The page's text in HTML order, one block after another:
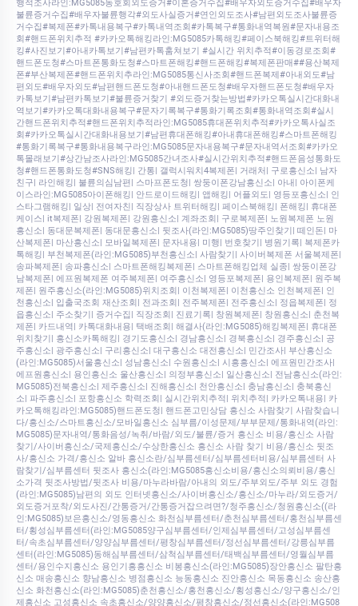
행적조사라인:MG5085동호회외도증거#이혼증거수집#배우자외도증거수집#배우자
불륜증거수집#배우자불륜행각#외도사실증거#연인외도조사#남편외도조사불륜증
거수집#복제폰#카톡내용복구#카톡내역조회#카톡복구#통화내역복원#문자내용조
회#핸드폰위치추적 #카카오톡해킹라인:MG5085카톡해킹#페이스북해킹#트위터해
킹#사진보기#아내카톡보기#남편카톡훔쳐보기 #실시간 위치추적#이동경로조회#
핸드폰도청#스마트폰통화도청#스마트폰해킹#핸드폰해킹#복제폰판매##용산복제
폰#부산복제폰#핸드폰위치추라인:MG5085통신사조회#핸드폰복제#아내외도#남
편외도#배우자외도#남편핸드폰도청#아내핸드폰도청#배우자핸드폰도청#배우자
카톡보기#남편카톡보기#불륜증거찾기 #외도증거찾는방법#카카오톡실시간대화내
역보기#카카오톡대화내용복구#문자기록복구#통화기록조회#통화내역조회#실시
간핸드폰위치추적#핸드폰위치추적라인:MG5085휴대폰위치추적#카카오톡사실조
회#카카오톡실시간대화내용보기#남편휴대폰해킹#아내휴대폰해킹#스마트폰해킹
#통화기록복구#통화내용복구라인:MG5085문자내용복구#문자내역서조회#카카오
톡몰래보기#상간남조사라인:MG5085간녀조사#실시간위치추적#핸드폰음성통화도
청#핸드폰통화도청#SNS해킹| 간통| 갤럭시워치4복제폰| 거래처| 구로흥신소| 남자
친구| 라인해킹| 불륜의심남편| 스마프폰도청| 쌍둥이폰강남흥신소| 아내| 아이폰케
이스라인:MG5085아이폰해킹| 안드로이드해킹| 앱해킹| 어플외도| 영등포흥신소| 인
스타그램해킹| 일상| 전여자친| 직장상사 트위터해킹| 페이스북해킹| 폰해킹| 휴대폰
케이스| it복제폰| 강원복제폰| 강원흥신소| 계좌조회| 구로복제폰| 노원복제폰 노원
흥신소| 동대문복제폰| 동대문흥신소| 뒷조사(라인:MG5085)땅주인찾기| 떼인돈| 마
산복제폰| 마산흥신소| 모바일복제폰| 문자내용| 미행| 번호찾기| 병원기록| 복제폰카
톡해킹| 부천복제폰(라인:MG5085)부천흥신소| 사람찾기| 사이버복제폰 서울복제폰|
송파복제폰| 송파흥신소| 스마트폰해킹복제폰| 스마트폰해킹업체 실종| 쌍둥이폰강
남복제폰| 에프원복제폰 여주복제폰| 여주흥신소| 영등포복제폰| 용인복제폰| 원주복
제폰| 원주흥신소(라인:MG5085)위치조회| 이천복제폰| 이천흥신소 인천복제폰| 인
천흥신소| 입출국조회 재산조회| 전과조회| 전주복제폰| 전주흥신소| 정읍복제폰| 정
읍흥신소| 주소찾기| 증거수집| 직장조회| 진료기록| 창원복제폰| 창원흥신소| 춘천복
제폰| 카드내역| 카톡대화내용| 택배조회| 해결사(라인:MG5085)해킹복제폰| 휴대폰
위치찾기| 흥신소카톡해킹| 경기도흥신소| 경남흥신소| 경북흥신소| 경주흥신소| 공
주흥신소| 광주흥신소| 구리흥신소| 대구흥신소 대전흥신소| 민간조사| 부산흥신소
(라인:MG5085)서울흥신소| 성남흥신소| 수원흥신소| 시흥흥신소| 에프원민간조사|
에프원흥신소| 용인흥신소 울산흥신소| 의정부흥신소| 일산흥신소| 전남흥신소(라인:
MG5085)전북흥신소| 제주흥신소| 진해흥신소| 천안흥신소| 충남흥신소| 충북흥신
소| 파주흥신소| 포항흥신소 학력조회| 실시간위치추적| 위치추적| 카카오톡내용| 카
카오톡해킹라인:MG5085)핸드폰도청| 핸드폰고민상담 흥신소 사람찾기 사람찾습니
다/흥신소/스마트흥신소/모바일흥신소 심부름/이성문제/부부문제/통화내역(라인:
MG5085)문자내역/통화음성/녹취/바람/외도/불륜/증거 흥신소 비용/흥신소 사람
찾기/사이버흥신소/국제흥신소/수상한흥신소 흥신소 사람 찾기 비용/흥신소 뒷조
사/흥신소 가격/흥신소 알바 흥신소란/심부름센터/심부름센터비용/심부름센터 사
람찾기/심부름센터 뒷조사 흥신소(라인:MG5085흥신소비용/흥신소의뢰비용/흥신
소가격 뒷조사방법/뒷조사 비용/마누라바람/아내의 외도/주부외도/주부 외도 경험
(라인:MG5085)남편의 외도 인터넷흥신소/사이버흥신소/흥신소/마누라/외도증거/
외도증거포착/외도사진/간통증거/간통증거잡으려면?/청주흥신소/청원흥신소((라
인:MG5085)보은흥신소/영동흥신소 화천심부름센터/춘천심부름센터/홍천심부름센
터/횡성심부름센터(라인:MG5085양구심부름센터/인제심부름센터/고성심부름센
터/속초심부름센터/양양심부름센터/평창심부름센터/정선심부름센터/강릉심부름
센터(라인:MG5085)동해심부름센터/삼척심부름센터/태백심부름센터/영월심부름
센터/용인수지흥신소 용인기흥흥신소 비봉흥신소(라인:MG5085)장안흥신소 팔탄흥
신소 매송흥신소 향남흥신소 병점흥신소 능동흥신소 진안흥신소 목동흥신소 송산흥
신소 화천흥신소(라인:MG5085)춘천흥신소/홍천흥신소/횡성흥신소/양구흥신소/인
제흥신소 고성흥신소 속초흥신소/양양흥신소/평창흥신소/정선흥신소(라인:MG508